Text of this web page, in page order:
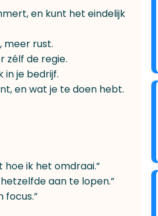
en kunt het eindelijk
meer rust.
zélf de regie.
in je bedrijf.
en wat je te doen hebt.
ik het omdraai.”
aan te lopen.”
focus.”